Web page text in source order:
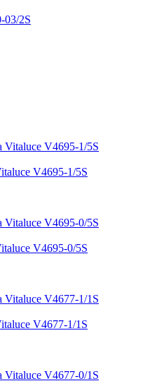
03/2S
V4695-1/5S
V4695-0/5S
V4677-1/1S